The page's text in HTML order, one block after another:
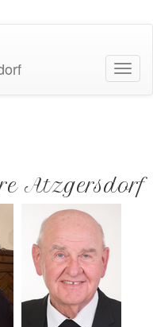
Atzgersdorf